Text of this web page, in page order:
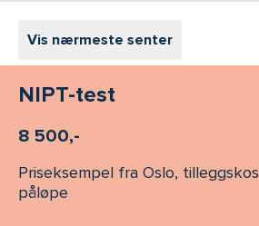
Vis nærmeste senter
NIPT-test
8 500,-
Priseksempel fra Oslo,
påløpe